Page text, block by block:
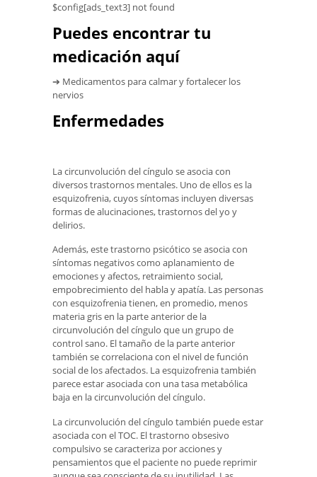
$config[ads_text3] not found
Puedes encontrar tu
medicación aquí
➔ Medicamentos para calmar y fortalecer los
nervios
Enfermedades
La circunvolución del cíngulo se asocia con
diversos trastornos mentales. Uno de ellos es la
esquizofrenia, cuyos síntomas incluyen diversas
formas de alucinaciones, trastornos del yo y
delirios.
Además, este trastorno psicótico se asocia con
síntomas negativos como aplanamiento de
emociones y afectos, retraimiento social,
empobrecimiento del habla y apatía. Las personas
con esquizofrenia tienen, en promedio, menos
materia gris en la parte anterior de la
circunvolución del cíngulo que un grupo de
control sano. El tamaño de la parte anterior
también se correlaciona con el nivel de función
social de los afectados. La esquizofrenia también
parece estar asociada con una tasa metabólica
baja en la circunvolución del cíngulo.
La circunvolución del cíngulo también puede estar
asociada con el TOC. El trastorno obsesivo
compulsivo se caracteriza por acciones y
pensamientos que el paciente no puede reprimir